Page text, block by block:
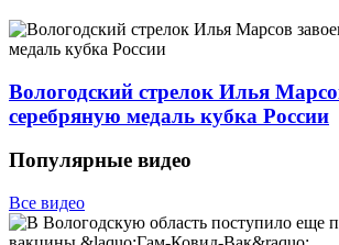
Вологодский стрелок Илья
серебряную медаль кубка России
Популярные видео
Все видео